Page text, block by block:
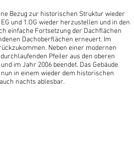
Bezug zur historischen Struktur wieder
und 1.OG wieder herzustellen und in den
einfache Fortsetzung der Dachflächen
Dachoberflächen erneuert. Im
Neben einer modernen
Pfeiler aus den oberen
im Jahr 2006 beendet. Das Gebäude
in einem wieder dem historischen
nachts ablesbar.